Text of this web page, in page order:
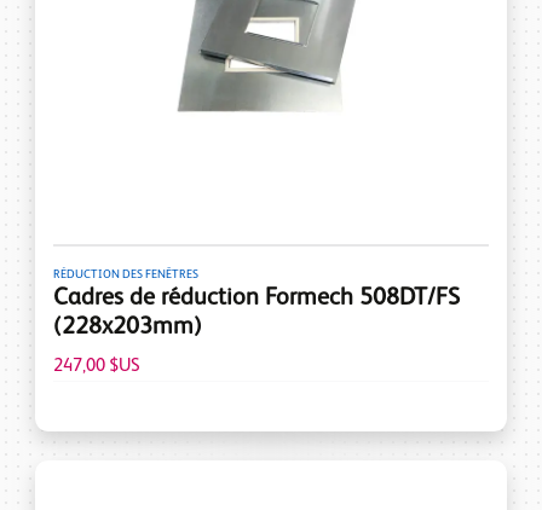
RÉDUCTION DES FENÊTRES
Cadres de réduction Formech 508DT/FS
(228x203mm)
247,00 $US